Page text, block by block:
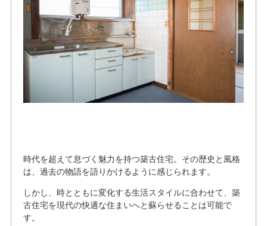
時代を超えて息づく魅力を持つ築古住宅。その歴史と風格
は、過去の物語を語りかけるように感じられます。
しかし、時とともに変化する生活スタイルに合わせて、築
古住宅を現代の快適な住まいへと蘇らせることは可能で
す。